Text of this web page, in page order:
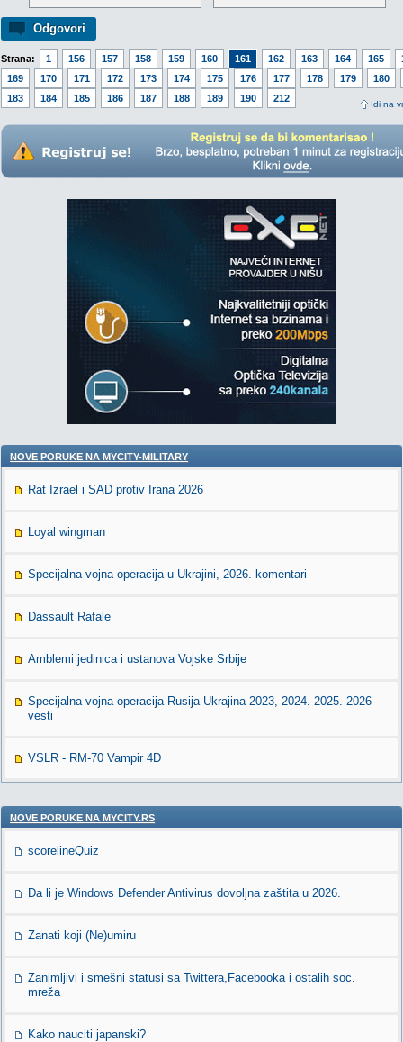
Odgovori
Strana: 1 156 157 158 159 160 161 162 163 164 165
169
170 171 172 173 174 175 176 177 178 179
180
183
184 185 186 187 188 189 190 212
Idi na
NOVE PORUKE NA MYCITY-MILITARY
Rat Izrael i SAD protiv Irana 2026
Loyal wingman
Specijalna vojna operacija u Ukrajini, 2026. komentari
Dassault Rafale
Amblemi jedinica i ustanova Vojske Srbije
Specijalna vojna operacija Rusija-Ukrajina 2023, 2024. 2025. 2026 -
vesti
VSLR - RM-70 Vampir 4D
NOVE PORUKE NA MYCITY.RS
scorelineQuiz
Da li je Windows Defender Antivirus dovoljna zaštita u 2026.
Zanati koji (Ne)umiru
Zanimljivi i smešni statusi sa Twittera,Facebooka i ostalih soc.
mreža
Kako nauciti japanski?